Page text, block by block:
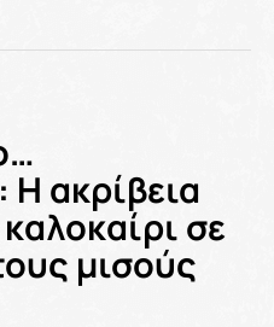
ακρίβεια
σε
μισούς